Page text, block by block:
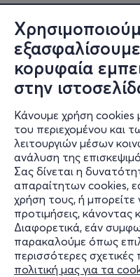
κορυφαία
στην
Κάνουμε χρήση cookies
του περιεχομένου και
λειτουργιών μέσων
ανάλυση της
Σας δίνεται η
απαραίτητων cookies,
χρήση τους, ή μπορείτε
προτιμήσεις, κάνοντας
Διαφορετικά, εάν
παρακαλούμε όπως
περισσότερες
πολιτική μας για τα